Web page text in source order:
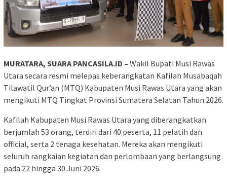
MURATARA, SUARA PANCASILA.ID – Wakil Bupati Musi Rawas
Utara secara resmi melepas keberangkatan Kafilah Musabaqah
Tilawatil Qur’an (MTQ) Kabupaten Musi Rawas Utara yang akan
mengikuti MTQ Tingkat Provinsi Sumatera Selatan Tahun 2026.
Kafilah Kabupaten Musi Rawas Utara yang diberangkatkan
berjumlah 53 orang, terdiri dari 40 peserta, 11 pelatih dan
official, serta 2 tenaga kesehatan. Mereka akan mengikuti
seluruh rangkaian kegiatan dan perlombaan yang berlangsung
pada 22 hingga 30 Juni 2026.